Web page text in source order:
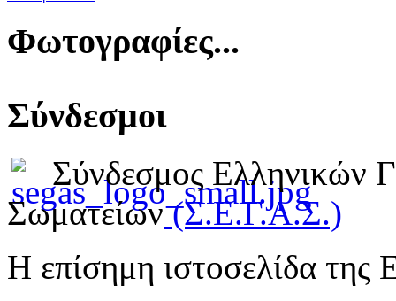
Φωτογραφίες...
Σύνδεσμοι
Σύνδεσμος Ελληνικών
Σωματείων (Σ.Ε.Γ.Α.Σ.)
Η επίσημη ιστοσελίδα της